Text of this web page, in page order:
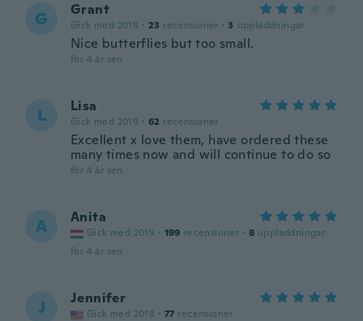
G Grant
Gick med 2018 · 23 recensioner · 3 uppladdningar
Nice butterflies but too small.
för 4 år sen
L Lisa
Gick med 2019 · 62 recensioner
Excellent x love them, have ordered these
many times now and will continue to do so
för 4 år sen
A Anita
Gick med 2019 · 199 recensioner · 8 uppladdningar
för 4 år sen
J Jennifer
Gick med 2018 · 77 recensioner